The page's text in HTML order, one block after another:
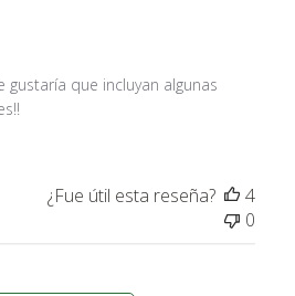
gustaría que incluyan algunas
¿Fue útil esta reseña?
4
0